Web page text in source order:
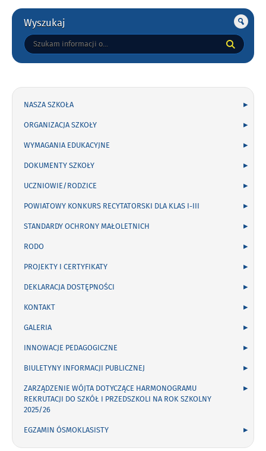
Gorne
Wyszukaj
Tutaj
wpisz
NASZA SZKOŁA
ORGANIZACJA SZKOŁY
WYMAGANIA EDUKACYJNE
DOKUMENTY SZKOŁY
UCZNIOWIE/RODZICE
POWIATOWY KONKURS RECYTATORSKI DLA KLAS I-III
STANDARDY OCHRONY MAŁOLETNICH
RODO
PROJEKTY I CERTYFIKATY
DEKLARACJA DOSTĘPNOŚCI
KONTAKT
GALERIA
INNOWACJE PEDAGOGICZNE
BIULETYNY INFORMACJI PUBLICZNEJ
ZARZĄDZENIE WÓJTA DOTYCZĄCE HARMONOGRAMU
REKRUTACJI DO SZKÓŁ I PRZEDSZKOLI NA ROK SZKOLNY
2025/26
EGZAMIN ÓSMOKLASISTY